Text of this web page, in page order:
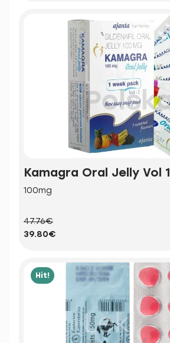
Kamagra Oral Jelly Vol 1
100mg
47.76€
39.80€
Hit!